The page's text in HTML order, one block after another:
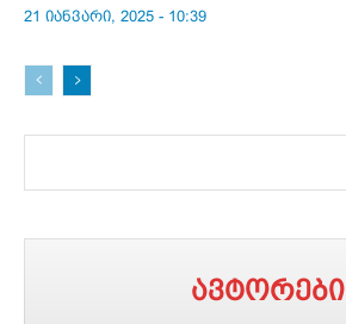
21 იანვარი, 2025 - 10:39
ავტორები